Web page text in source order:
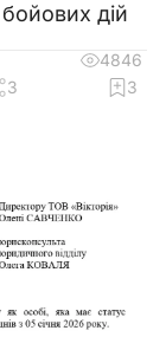
дій
4846
3
3